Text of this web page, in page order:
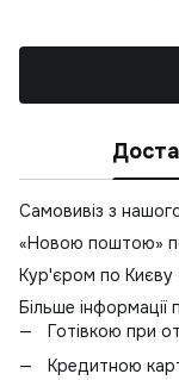
Самовивіз з
«Новою поштою»
Кур'єром по Києву
Більше
Готівкою при
Кредитною